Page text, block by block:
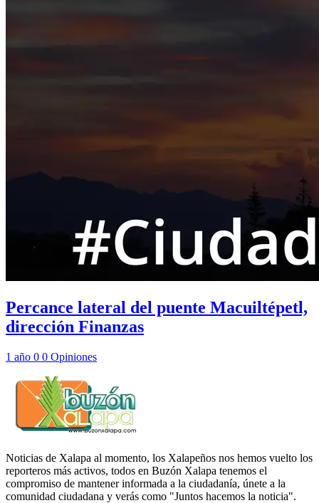
Percance lateral del puente Macuiltépetl,
dirección Finanzas
1 año 0 0 Opiniones
Noticias de Xalapa al momento, los Xalapeños nos hemos vuelto los
reporteros más activos, todos en Buzón Xalapa tenemos el
compromiso de mantener informada a la ciudadanía, únete a la
comunidad ciudadana y verás como "Juntos hacemos la noticia".